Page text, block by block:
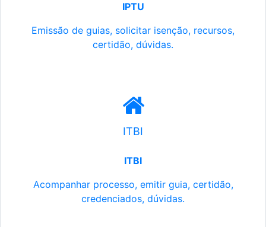
IPTU
Emissão de guias, solicitar isenção, recursos,
certidão, dúvidas.
ITBI
ITBI
Acompanhar processo, emitir guia, certidão,
credenciados, dúvidas.